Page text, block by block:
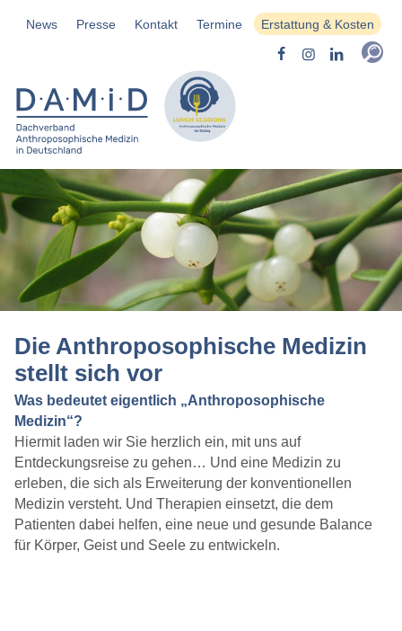
News Presse Kontakt Termine Erstattung & Kosten
Die Anthroposophische Medizin
stellt sich vor
Was bedeutet eigentlich „Anthroposophische
Medizin“?
Hiermit laden wir Sie herzlich ein, mit uns auf
Entdeckungsreise zu gehen… Und eine Medizin zu
erleben, die sich als Erweiterung der konventionellen
Medizin versteht. Und Therapien einsetzt, die dem
Patienten dabei helfen, eine neue und gesunde Balance
für Körper, Geist und Seele zu entwickeln.